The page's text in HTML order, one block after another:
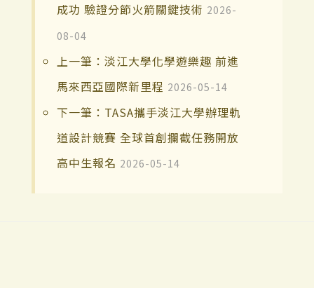
成功 驗證分節火箭關鍵技術 2026-
08-04
上一筆：淡江大學化學遊樂趣 前進
馬來西亞國際新里程 2026-05-14
下一筆：TASA攜手淡江大學辦理軌
道設計競賽 全球首創攔截任務開放
高中生報名 2026-05-14